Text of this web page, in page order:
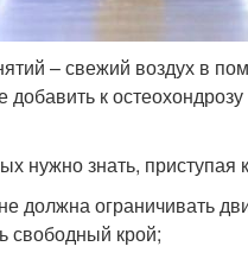
– свежий воздух в
добавить к
нужно знать, приступая
должна ограничивать
свободный крой;